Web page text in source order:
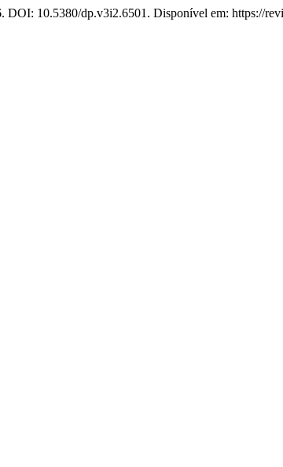
DOI: 10.5380/dp.v3i2.6501. Disponível em: https://